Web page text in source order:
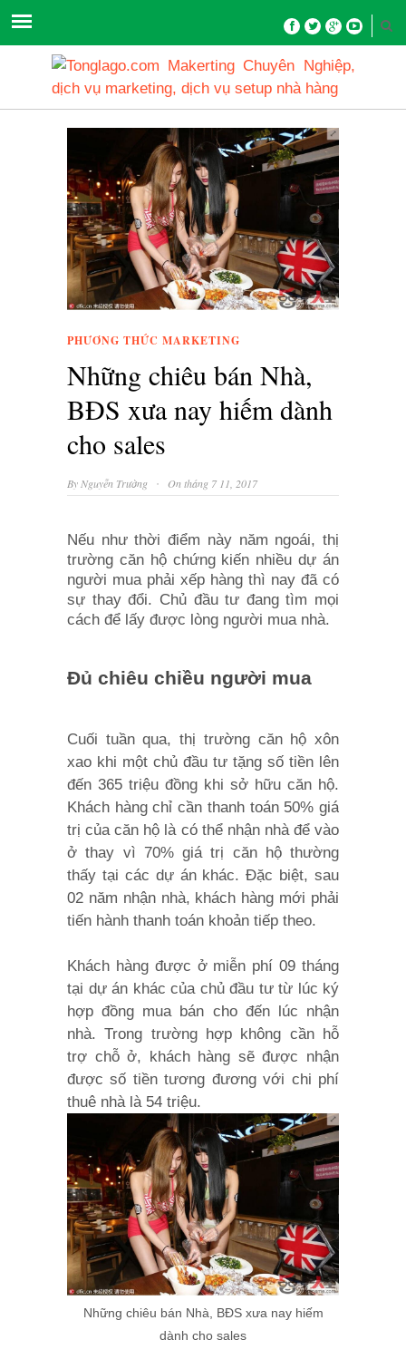
PHƯƠNG THỨC MARKETING
Những chiêu bán Nhà,
BĐS xưa nay hiếm dành
cho sales
By Nguyễn Trường · On tháng 7 11, 2017
Nếu như thời điểm này năm ngoái, thị
trường căn hộ chứng kiến nhiều dự án
người mua phải xếp hàng thì nay đã có
sự thay đổi. Chủ đầu tư đang tìm mọi
cách để lấy được lòng người mua nhà.
Đủ chiêu chiều người mua
Cuối tuần qua, thị trường căn hộ xôn
xao khi một chủ đầu tư tặng số tiền lên
đến 365 triệu đồng khi sở hữu căn hộ.
Khách hàng chỉ cần thanh toán 50% giá
trị của căn hộ là có thể nhận nhà để vào
ở thay vì 70% giá trị căn hộ thường
thấy tại các dự án khác. Đặc biệt, sau
02 năm nhận nhà, khách hàng mới phải
tiến hành thanh toán khoản tiếp theo.
Khách hàng được ở miễn phí 09 tháng
tại dự án khác của chủ đầu tư từ lúc ký
hợp đồng mua bán cho đến lúc nhận
nhà. Trong trường hợp không cần hỗ
trợ chỗ ở, khách hàng sẽ được nhận
được số tiền tương đương với chi phí
thuê nhà là 54 triệu.
Những chiêu bán Nhà, BĐS xưa nay hiếm
dành cho sales